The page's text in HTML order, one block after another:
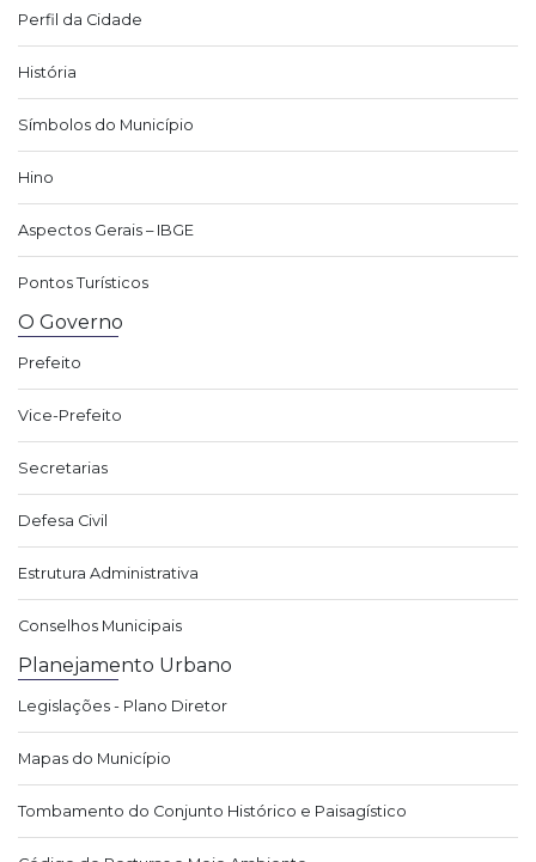
Perfil da Cidade
História
Símbolos do Município
Hino
Aspectos Gerais – IBGE
Pontos Turísticos
O Governo
Prefeito
Vice-Prefeito
Secretarias
Defesa Civil
Estrutura Administrativa
Conselhos Municipais
Planejamento Urbano
Legislações - Plano Diretor
Mapas do Município
Tombamento do Conjunto Histórico e Paisagístico